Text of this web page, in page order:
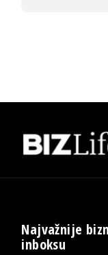
Najvažnije
inboksu